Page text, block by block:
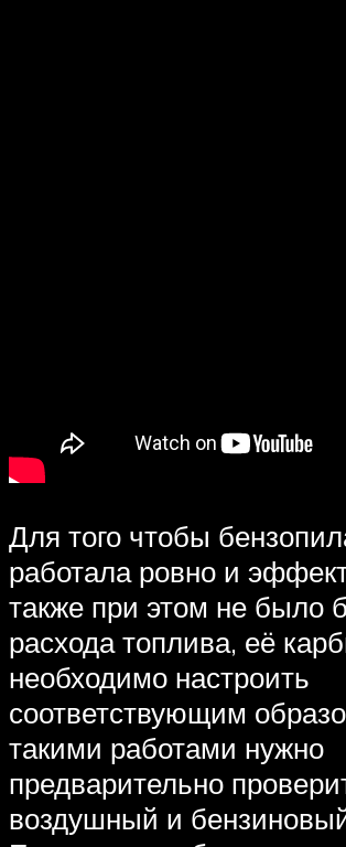
Для того чтобы
работала ровно и
также при этом не было
расхода топлива, её
необходимо настроить
соответствующим
такими работами нужно
предварительно
воздушный и